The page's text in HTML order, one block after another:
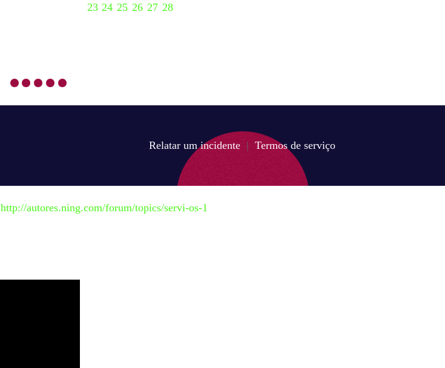
23 24 25 26 27 28
Relatar um incidente | Termos de serviço
http://autores.ning.com/forum/topics/servi-os-1